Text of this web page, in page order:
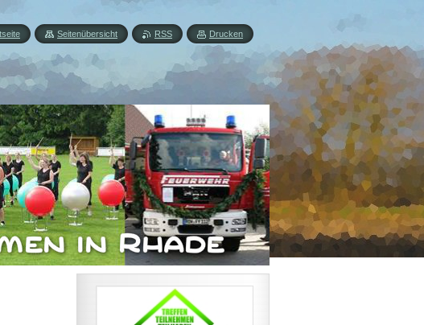
Seitenübersicht RSS Drucken